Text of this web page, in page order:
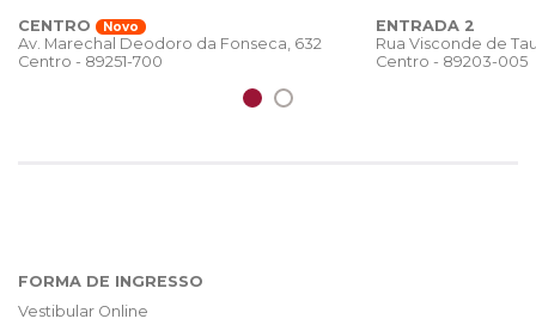
CENTRO
Novo
Av. Marechal Deodoro da Fonseca, 632
Centro - 89251-700
ENTRADA 2
Rua Visconde de
Centro - 89203-005
FORMA DE INGRESSO
Vestibular Online